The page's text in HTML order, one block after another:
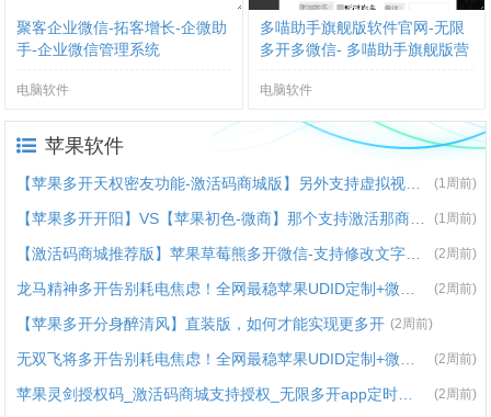
聚客企业微信-拓客增长-企微助
手-企业微信管理系统
电脑软件
多喵助手旗舰版软件官网-无限
多开多微信- 多喵助手旗舰版营
电脑软件
苹果软件
【苹果多开天权密友功能-激活码商城版】另外支持虚拟视频功能 (1周前)
【苹果多开开阳】VS【苹果初色-微商】那个支持激活那商城提马 (1周前)
【激活码商城推荐版】苹果草莓熊多开微信-支持修改文字修改内容 (2周前)
龙马精神多开告别耗电焦虑！全网最稳苹果UDID定制+微信分身双开方案来了 (2周前)
【苹果多开分身醉清风】直装版，如何才能实现更多开 (2周前)
无双飞将多开告别耗电焦虑！全网最稳苹果UDID定制+微信分身双开方案来了 (2周前)
苹果灵剑授权码_激活码商城支持授权_无限多开app定时发圈版本 (2周前)